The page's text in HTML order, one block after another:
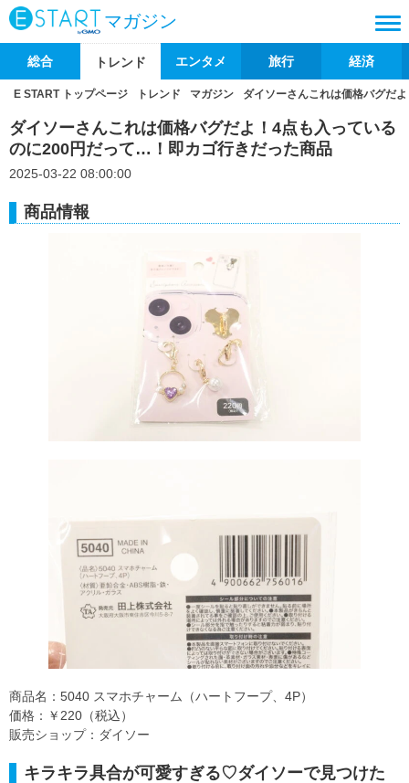
マガジン
総合 トレンド エンタメ 旅行 経済
E START トップページ トレンド マガジン ダイソーさんこれは価格バグだ
ダイソーさんこれは価格バグだよ！4点も入っている
のに200円だって…！即カゴ行きだった商品
2025-03-22 08:00:00
商品情報
商品名：5040 スマホチャーム（ハートフープ、4P）
価格：￥220（税込）
販売ショップ：ダイソー
キラキラ具合が可愛すぎる♡ダイソーで見つけた